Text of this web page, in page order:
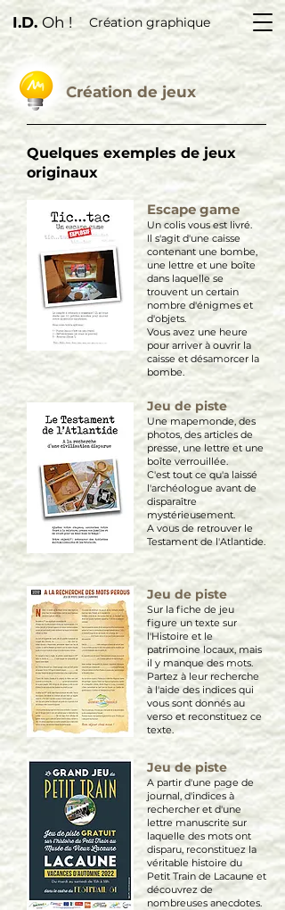
I.D. Oh ! Création graphique
Création de jeux
Quelques exemples de jeux
originaux
Escape game
Un colis vous est livré.
Il s'agit d'une caisse
contenant une bombe,
une lettre et une boîte
dans laquelle se
trouvent un certain
nombre d'énigmes et
d'objets.
Vous avez une heure
pour arriver à ouvrir la
caisse et désamorcer la
bombe.
Jeu de piste
Une mapemonde, des
photos, des articles de
presse, une lettre et une
boîte verrouillée.
C'est tout ce qu'a laissé
l'archéologue avant de
disparaître
mystérieusement.
A vous de retrouver le
Testament de l'Atlantide.
Jeu de piste
Sur la fiche de jeu
figure un texte sur
l'Histoire et le
patrimoine locaux, mais
il y manque des mots.
Partez à leur recherche
à l'aide des indices qui
vous sont donnés au
verso et reconstituez ce
texte.
Jeu de piste
A partir d'une page de
journal, d'indices à
rechercher et d'une
lettre manuscrite sur
laquelle des mots ont
disparu, reconstituez la
véritable histoire du
Petit Train de Lacaune et
découvrez de
nombreuses anecdotes.